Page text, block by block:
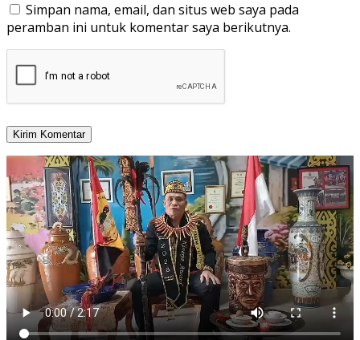
Simpan nama, email, dan situs web saya pada
peramban ini untuk komentar saya berikutnya.